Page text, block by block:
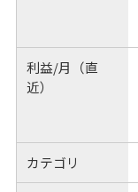
利益/月（直
近）
カテゴリ